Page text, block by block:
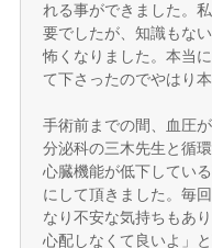
れる事ができました。
要でしたが、知識もな
怖くなりました。本当
て下さったのでやはり
手術前までの間、血圧
分泌科の三木先生と循
心臓機能が低下してい
にして頂きました。毎
なり不安な気持ちもあ
心配しなくて良いよ」